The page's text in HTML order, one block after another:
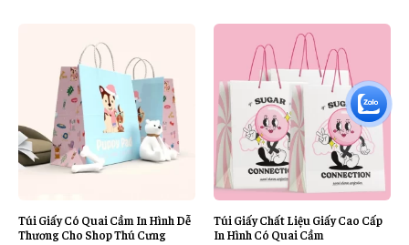
Túi Giấy Có Quai Cầm In Hình Dễ
Thương Cho Shop Thú Cưng
Túi Giấy Chất Liệu Giấy Cao Cấp
In Hình Có Quai Cầm